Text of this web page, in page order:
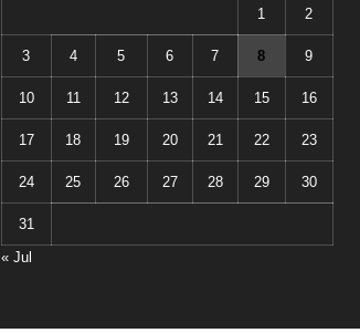
1 2
3 4 5 6 7 8 9
10 11 12 13 14 15 16
17 18 19 20 21 22 23
24 25 26 27 28 29 30
31
« Jul